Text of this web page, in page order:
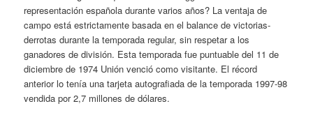
representación española durante varios años? La ventaja de
campo está estrictamente basada en el balance de victorias-
derrotas durante la temporada regular, sin respetar a los
ganadores de división. Esta temporada fue puntuable del 11 de
diciembre de 1974 Unión venció como visitante. El récord
anterior lo tenía una tarjeta autografiada de la temporada 1997-98
vendida por 2,7 millones de dólares.